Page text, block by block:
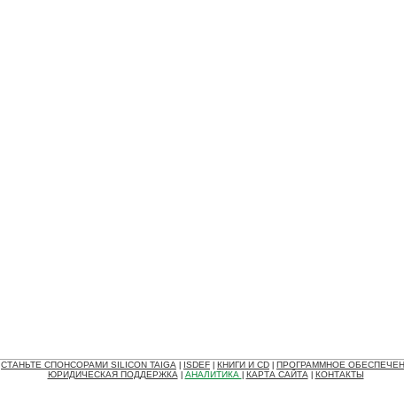
СТАНЬТЕ СПОНСОРАМИ SILICON TAIGA ISDEF КНИГИ И CD
ПРОГРАММНОЕ
ЮРИДИЧЕСКАЯ ПОДДЕРЖКА| АНАЛИТИКА КАРТА САЙТА| КОНТАКТЫ